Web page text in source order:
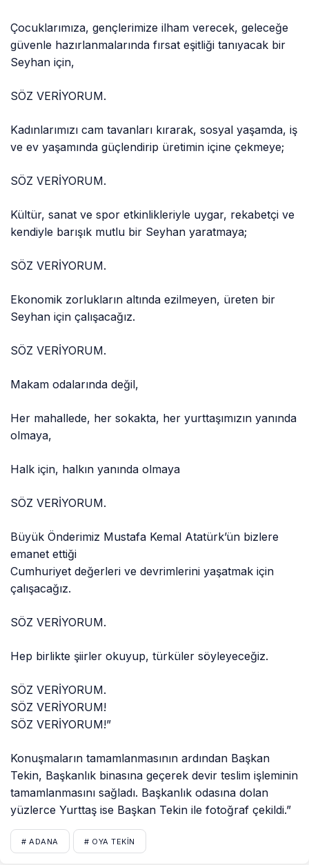
Çocuklarımıza, gençlerimize ilham verecek, geleceğe
güvenle hazırlanmalarında fırsat eşitliği tanıyacak bir
Seyhan için,
SÖZ VERİYORUM.
Kadınlarımızı cam tavanları kırarak, sosyal yaşamda, iş
ve ev yaşamında güçlendirip üretimin içine çekmeye;
SÖZ VERİYORUM.
Kültür, sanat ve spor etkinlikleriyle uygar, rekabetçi ve
kendiyle barışık mutlu bir Seyhan yaratmaya;
SÖZ VERİYORUM.
Ekonomik zorlukların altında ezilmeyen, üreten bir
Seyhan için çalışacağız.
SÖZ VERİYORUM.
Makam odalarında değil,
Her mahallede, her sokakta, her yurttaşımızın yanında
olmaya,
Halk için, halkın yanında olmaya
SÖZ VERİYORUM.
Büyük Önderimiz Mustafa Kemal Atatürk’ün bizlere
emanet ettiği
Cumhuriyet değerleri ve devrimlerini yaşatmak için
çalışacağız.
SÖZ VERİYORUM.
Hep birlikte şiirler okuyup, türküler söyleyeceğiz.
SÖZ VERİYORUM.
SÖZ VERİYORUM!
SÖZ VERİYORUM!”
Konuşmaların tamamlanmasının ardından Başkan
Tekin, Başkanlık binasına geçerek devir teslim işleminin
tamamlanmasını sağladı. Başkanlık odasına dolan
yüzlerce Yurttaş ise Başkan Tekin ile fotoğraf çekildi.”
# ADANA # OYA TEKIN